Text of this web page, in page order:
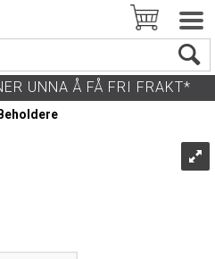
UNNA Å FÅ FRI FRAKT*